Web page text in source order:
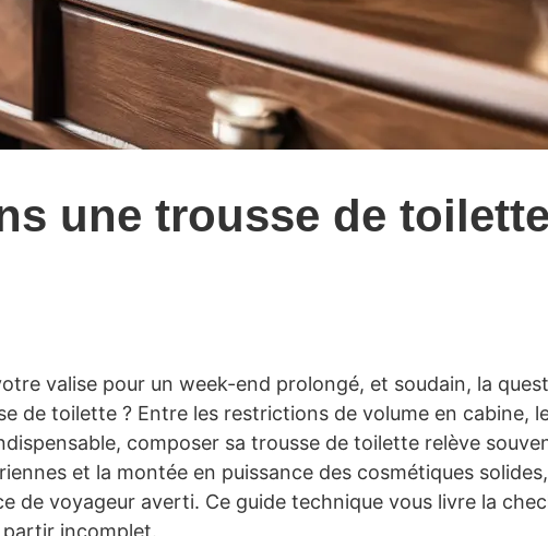
une trousse de
valise pour un week-end prolongé, et soudain, la
de toilette ? Entre les restrictions de volume en cabine,
composer sa trousse de toilette relève
et la montée en puissance des cosmétiques
de voyageur averti. Ce guide technique vous livre la
partir incomplet.